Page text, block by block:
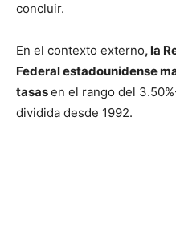
concluir.
En el contexto externo, la
Federal estadounidense
tasasen el rango del
dividida desde 1992.